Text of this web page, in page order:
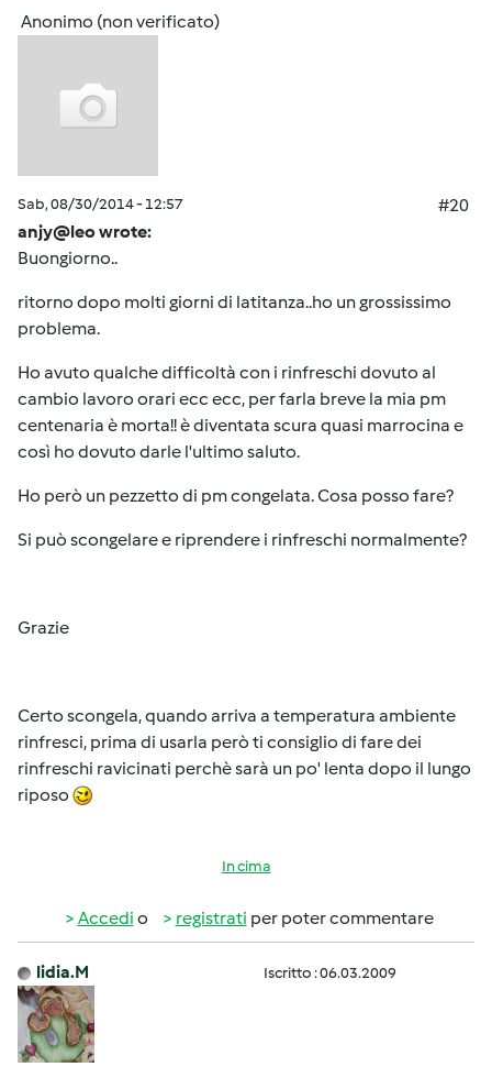
Anonimo (non verificato)
Sab, 08/30/2014 - 12:57
#20
anjy@leo wrote:
Buongiorno..
ritorno dopo molti giorni di latitanza..ho un grossissimo
problema.
Ho avuto qualche difficoltà con i rinfreschi dovuto al
cambio lavoro orari ecc ecc, per farla breve la mia pm
centenaria è morta!! è diventata scura quasi marrocina e
così ho dovuto darle l'ultimo saluto.
Ho però un pezzetto di pm congelata. Cosa posso fare?
Si può scongelare e riprendere i rinfreschi normalmente?
Grazie
Certo scongela, quando arriva a temperatura ambiente
rinfresci, prima di usarla però ti consiglio di fare dei
rinfreschi ravicinati perchè sarà un po' lenta dopo il lungo
riposo
In cima
Accedi o registrati per poter commentare
lidia.M Iscritto : 06.03.2009